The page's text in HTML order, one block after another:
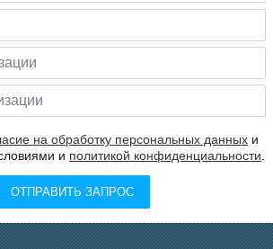
на обработку персональных данных и
и политикой конфиденциальности.
ОТПРАВИТЬ ЗАПРОС